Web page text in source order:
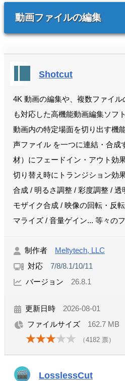
動画ファイルの編集
Shotcut
4K 動画の編集や、複数ファイ
も対応した高機能動画編集ソフト
動画内の特定場面を切り出す機
声ファイル を一つに連結・合成
材）にフェードイン・アウト効
切り替え時にトランジション効
合成 / 明るさ調整 / 彩度調整 /
モザイク合成 / 映像の回転・反
マライズ / 音量ゲイン... 等々の
制作者 Meltytech, LLC
対応 7/8/8.1/10/11
バージョン 26.8.1
更新日時 2026-08-01
ファイルサイズ 162.7 MB
（4182 票）
LosslessCut